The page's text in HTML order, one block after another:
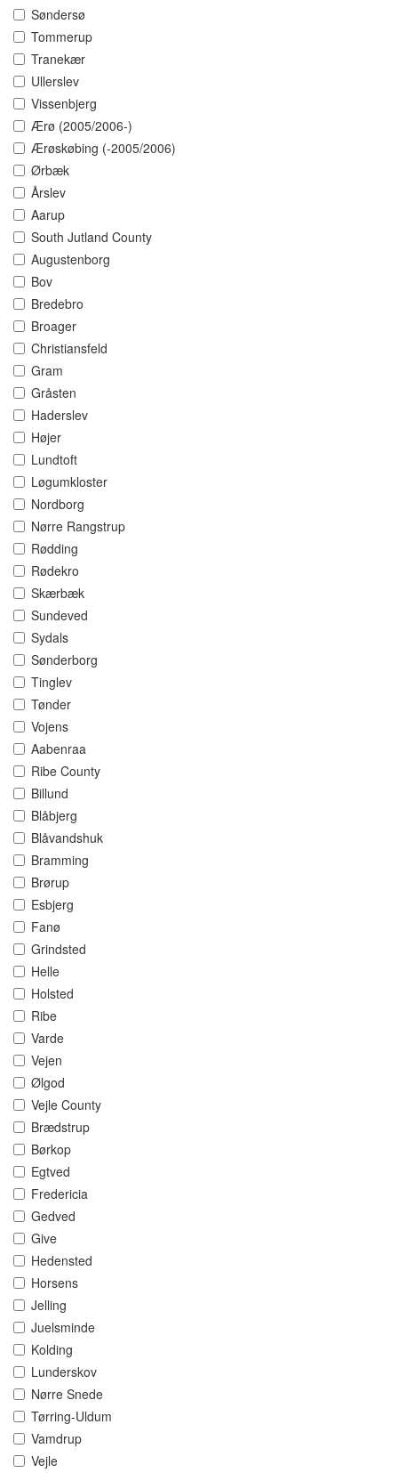
Søndersø
Tommerup
Tranekær
Ullerslev
Vissenbjerg
Ærø (2005/2006-)
Ærøskøbing (-2005/2006)
Ørbæk
Årslev
Aarup
South Jutland County
Augustenborg
Bov
Bredebro
Broager
Christiansfeld
Gram
Gråsten
Haderslev
Højer
Lundtoft
Løgumkloster
Nordborg
Nørre Rangstrup
Rødding
Rødekro
Skærbæk
Sundeved
Sydals
Sønderborg
Tinglev
Tønder
Vojens
Aabenraa
Ribe County
Billund
Blåbjerg
Blåvandshuk
Bramming
Brørup
Esbjerg
Fanø
Grindsted
Helle
Holsted
Ribe
Varde
Vejen
Ølgod
Vejle County
Brædstrup
Børkop
Egtved
Fredericia
Gedved
Give
Hedensted
Horsens
Jelling
Juelsminde
Kolding
Lunderskov
Nørre Snede
Tørring-Uldum
Vamdrup
Vejle